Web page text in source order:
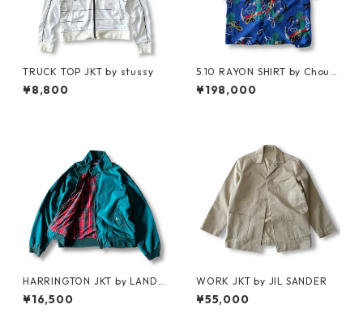
TRUCK TOP JKT by stussy
¥8,800
5.10 RAYON SHIRT by Chouin
ard Equipment
¥198,000
HARRINGTON JKT by LAND
S'END
¥16,500
WORK JKT by JIL SANDER
¥55,000